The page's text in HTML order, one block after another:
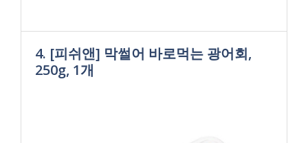
4. [피쉬앤] 막썰어 바로먹는 광어회,
250g, 1개